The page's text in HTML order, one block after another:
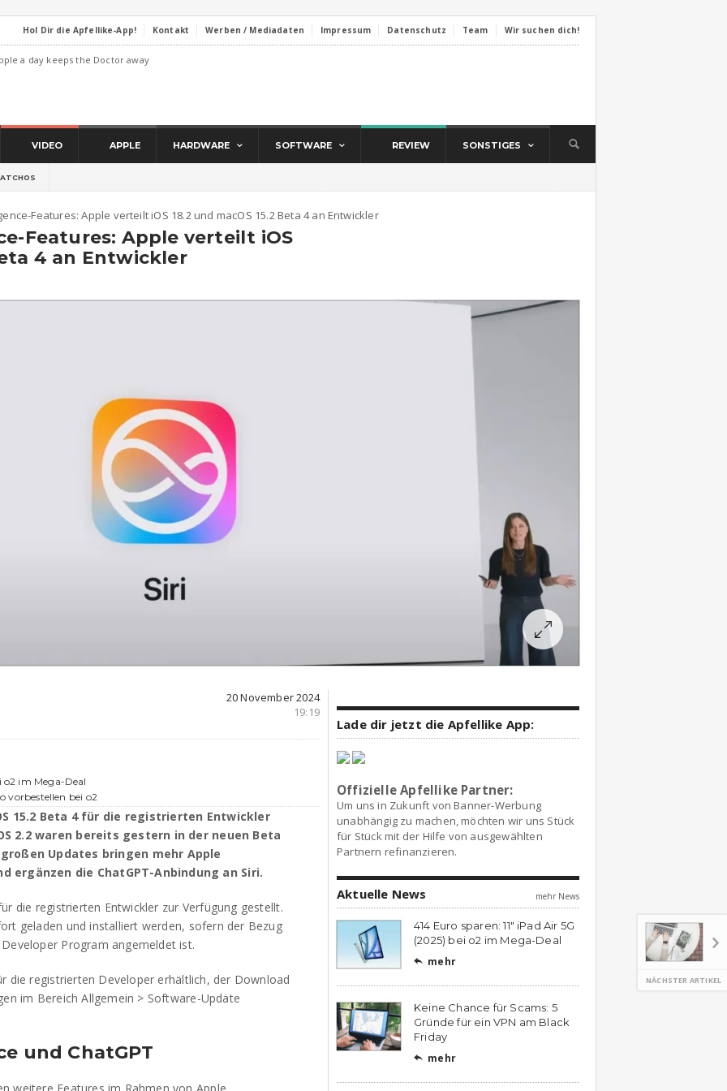
NÄCHSTER ARTIKEL
Hol Dir die Apfellike-App! Kontakt Werben / Mediadaten Impressum Datenschutz Team Wir suchen dich!
a day keeps the Doctor away
VIDEO APPLE HARDWARE SOFTWARE REVIEW SONSTIGES
Features: Apple verteilt iOS 18.2 und macOS 15.2 Beta 4 an Entwickler
Features: Apple verteilt iOS
4 an Entwickler
20 November 2024
19:19
o2 im Mega-Deal
vorbestellen bei o2
15.2 Beta 4 für die registrierten Entwickler
2.2 waren bereits gestern in der neuen Beta
Updates bringen mehr Apple
ergänzen die ChatGPT-Anbindung an Siri.
die registrierten Entwickler zur Verfügung gestellt.
geladen und installiert werden, sofern der Bezug
Program angemeldet ist.
die registrierten Developer erhältlich, der Download
im Bereich Allgemein > Software-Update
und ChatGPT
Lade dir jetzt die Apfellike App:
Offizielle Apfellike Partner:
Um uns in Zukunft von Banner-Werbung
unabhängig zu machen, möchten wir uns Stück
für Stück mit der Hilfe von ausgewählten
Partnern refinanzieren.
Aktuelle News mehr News
414 Euro sparen: 11″ iPad Air 5G
(2025) bei o2 im Mega-Deal
 mehr
Keine Chance für Scams: 5
Gründe für ein VPN am Black
Friday
 mehr